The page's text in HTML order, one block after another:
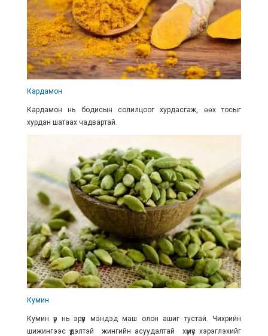
Кардамон
Кардамон нь бодисын солилцоог хурдасгаж, өөх тосыг
хурдан шатаах чадвартай.
Кумин
Кумин үр нь эрүүл мэндэд маш олон ашиг тустай. Чихрийн
шижингээс үүдэлтэй жингийн асуудалтай хүмүүс хэрэглэхийг